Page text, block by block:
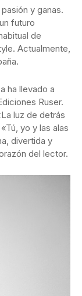
y ganas.
futuro
de
Actualmente,
ha llevado a
Ruser.
luz de detrás
yo y las alas
divertida y
del lector.